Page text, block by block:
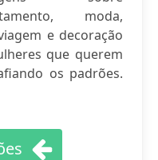
moda,
e decoração
que querem
os padrões.